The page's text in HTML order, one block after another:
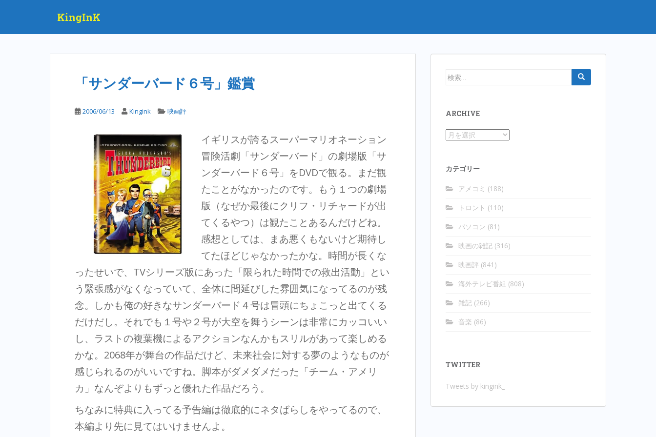
KingInK
「サンダーバード６号」鑑賞
2006/06/13 Kingink 映画評
イギリスが誇るスーパーマリオネーション
冒険活劇「サンダーバード」の劇場版「サ
ンダーバード６号」をDVDで観る。まだ観
たことがなかったのです。もう１つの劇場
版（なぜか最後にクリフ・リチャードが出
てくるやつ）は観たことあるんだけどね。
感想としては、まあ悪くもないけど期待し
てたほどじゃなかったかな。時間が長くな
ったせいで、TVシリーズ版にあった「限られた時間での救出活動」とい
う緊張感がなくなっていて、全体に間延びした雰囲気になってるのが残
念。しかも俺の好きなサンダーバード４号は冒頭にちょこっと出てくる
だけだし。それでも１号や２号が大空を舞うシーンは非常にカッコいい
し、ラストの複葉機によるアクションなんかもスリルがあって楽しめる
かな。2068年が舞台の作品だけど、未来社会に対する夢のようなものが
感じられるのがいいですね。脚本がダメダメだった「チーム・アメリ
カ」なんぞよりもずっと優れた作品だろう。
ちなみに特典に入ってる予告編は徹底的にネタばらしをやってるので、
本編より先に見てはいけませんよ。
検
ARCHIVE
Archive
カテゴリー
アメコミ (188)
トロント (110)
パソコン (81)
映画の雑記 (316)
映画評 (841)
海外テレビ番組 (808)
雑記 (266)
音楽 (86)
TWITTER
Tweets by kingink_